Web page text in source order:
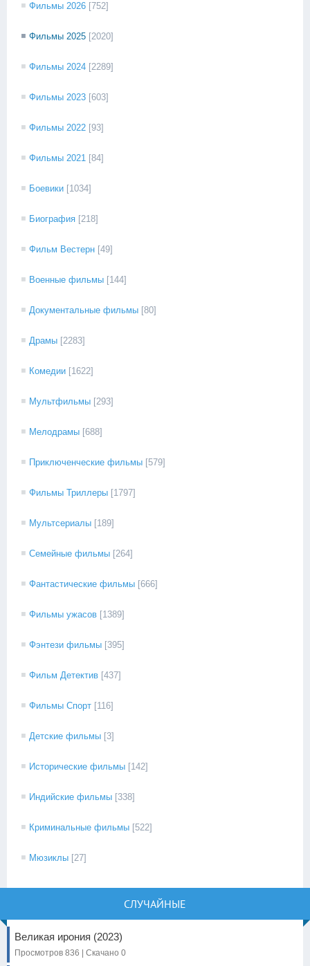
Фильмы 2026 [752]
Фильмы 2025 [2020]
Фильмы 2024 [2289]
Фильмы 2023 [603]
Фильмы 2022 [93]
Фильмы 2021 [84]
Боевики [1034]
Биография [218]
Фильм Вестерн [49]
Военные фильмы [144]
Документальные фильмы [80]
Драмы [2283]
Комедии [1622]
Мультфильмы [293]
Мелодрамы [688]
Приключенческие фильмы [579]
Фильмы Триллеры [1797]
Мультсериалы [189]
Семейные фильмы [264]
Фантастические фильмы [666]
Фильмы ужасов [1389]
Фэнтези фильмы [395]
Фильм Детектив [437]
Фильмы Спорт [116]
Детские фильмы [3]
Исторические фильмы [142]
Индийские фильмы [338]
Криминальные фильмы [522]
Мюзиклы [27]
СЛУЧАЙНЫЕ
Великая ирония (2023)
Просмотров 836 | Скачано 0